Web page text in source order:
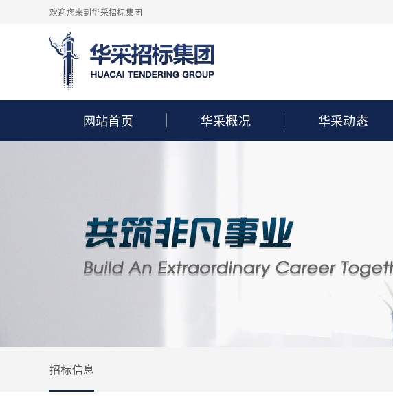
欢迎您来到华采招标集团
网站首页 华采概况 华采动态
招标信息